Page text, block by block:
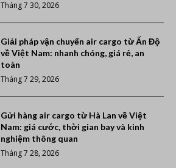
Tháng 7 30, 2026
Giải pháp vận chuyển air cargo từ Ấn Độ
về Việt Nam: nhanh chóng, giá rẻ, an
toàn
Tháng 7 29, 2026
Gửi hàng air cargo từ Hà Lan về Việt
Nam: giá cước, thời gian bay và kinh
nghiệm thông quan
Tháng 7 28, 2026